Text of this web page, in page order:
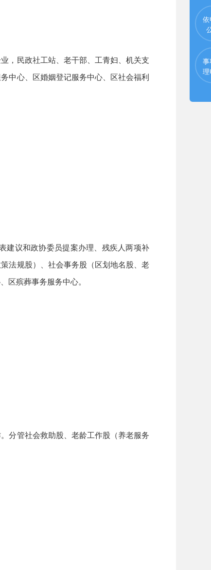
，民政社工站、老干部、工青妇、机关支
中心、区婚姻登记服务中心、区社会福利
议和政协委员提案办理、残疾人两项补
法规股）、社会事务股（区划地名股、老
区殡葬事务服务中心。
分管社会救助股、老龄工作股（养老服务